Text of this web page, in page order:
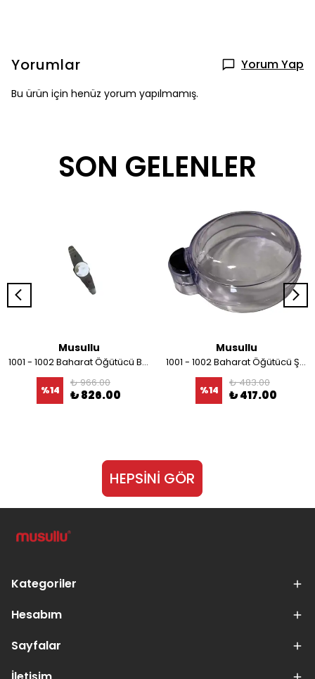
Yorumlar Yorum Yap
Bu ürün için henüz yorum yapılmamış.
SON GELENLER
Musullu
1001 - 1002 Baharat Öğütücü Bıçağı
%14
₺ 966.00
₺ 826.00
Musullu
1001 - 1002 Baharat Öğütücü Şeffaf Kapağı
%14
₺ 483.00
₺ 417.00
HEPSİNİ GÖR
Kategoriler
Hesabım
Sayfalar